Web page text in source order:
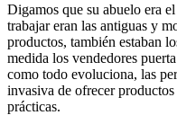
Digamos que su abuelo era el
trabajar eran las antiguas y
productos, también estaban
medida los vendedores
como todo evoluciona, las
invasiva de ofrecer
prácticas.